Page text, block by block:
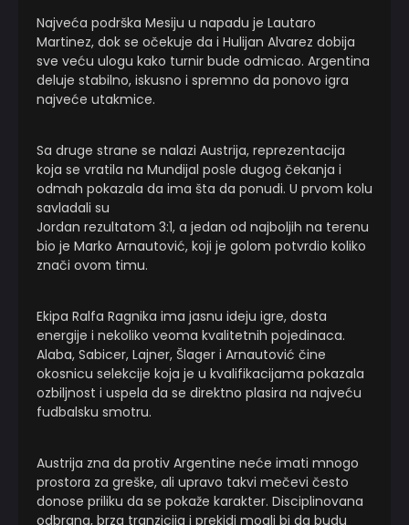
Najveća podrška Mesiju u napadu je Lautaro
Martinez, dok se očekuje da i Hulijan Alvarez dobija
sve veću ulogu kako turnir bude odmicao. Argentina
deluje stabilno, iskusno i spremno da ponovo igra
najveće utakmice.
Sa druge strane se nalazi Austrija, reprezentacija
koja se vratila na Mundijal posle dugog čekanja i
odmah pokazala da ima šta da ponudi. U prvom kolu
savladali su
Jordan rezultatom 3:1, a jedan od najboljih na terenu
bio je Marko Arnautović, koji je golom potvrdio koliko
znači ovom timu.
Ekipa Ralfa Ragnika ima jasnu ideju igre, dosta
energije i nekoliko veoma kvalitetnih pojedinaca.
Alaba, Sabicer, Lajner, Šlager i Arnautović čine
okosnicu selekcije koja je u kvalifikacijama pokazala
ozbiljnost i uspela da se direktno plasira na najveću
fudbalsku smotru.
Austrija zna da protiv Argentine neće imati mnogo
prostora za greške, ali upravo takvi mečevi često
donose priliku da se pokaže karakter. Disciplinovana
odbrana, brza tranzicija i prekidi mogli bi da budu